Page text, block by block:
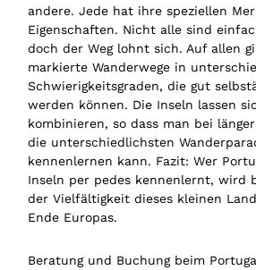
andere. Jede hat ihre speziellen
Eigenschaften. Nicht alle sind
doch der Weg lohnt sich. Auf allen
markierte Wanderwege in
Schwierigkeitsgraden, die gut
werden können. Die Inseln lassen
kombinieren, so dass man bei
die unterschiedlichsten
kennenlernen kann. Fazit: Wer
Inseln per pedes kennenlernt, wird
der Vielfältigkeit dieses kleinen
Ende Europas.
Beratung und Buchung beim